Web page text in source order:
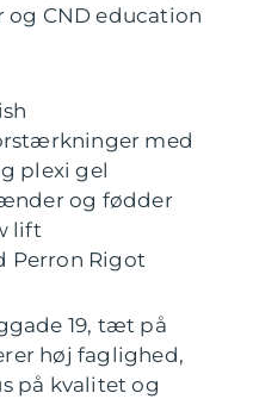
og CND education
med
plexi gel
og fødder
lift
Perron Rigot
19, tæt på
høj faglighed,
på kvalitet og